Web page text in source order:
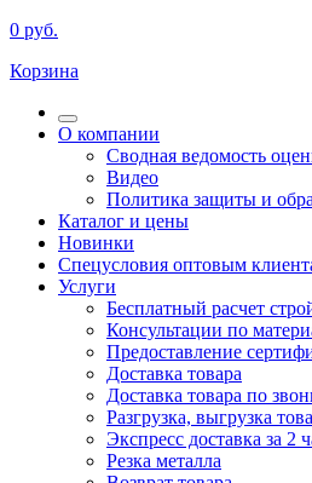
0 руб.
Корзина
О компании
Сводная ведомость
Видео
Политика защиты и
Каталог и цены
Новинки
Спецусловия оптовым
Услуги
Бесплатный расчет
Консультации по
Предоставление
Доставка товара
Доставка товара по
Разгрузка, выгрузка
Экспресс доставка за 2
Резка металла